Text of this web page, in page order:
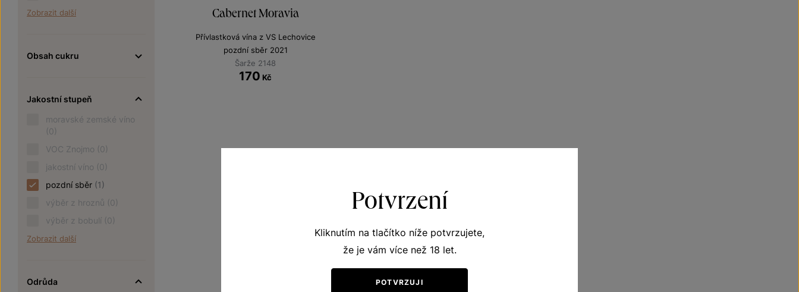
Zobrazit další
Obsah cukru
Jakostní stupeň
moravské zemské víno
(0)
VOC Znojmo (0)
jakostní víno (0)
pozdní sběr (1)
výběr z hroznů (0)
výběr z bobulí (0)
Zobrazit další
Odrůda
Cabernet Moravia
Přívlastková vína z VS Lechovice
pozdní sběr 2021
Šarže 2148
170 Kč
Potvrzení
Kliknutím na tlačítko níže potvrzujete,
že je vám více než 18 let.
POTVRZUJI